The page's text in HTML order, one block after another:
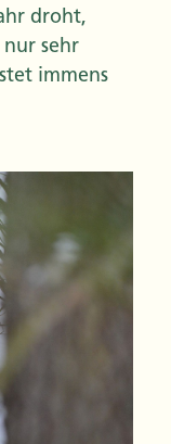
droht,
sehr
immens